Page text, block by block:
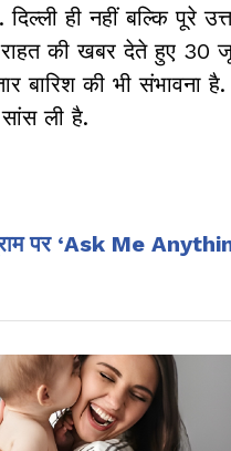
ही नहीं बल्कि पूरे
राहत की खबर देते हुए
बारिश की भी संभावना
ली है.
पर ‘Ask Me